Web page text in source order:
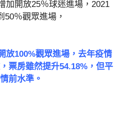
加開放25％球迷進場，2021
50％觀眾進場，
放100%觀眾進場，去年疫情
票房雖然提升54.18%，但平
前水準。